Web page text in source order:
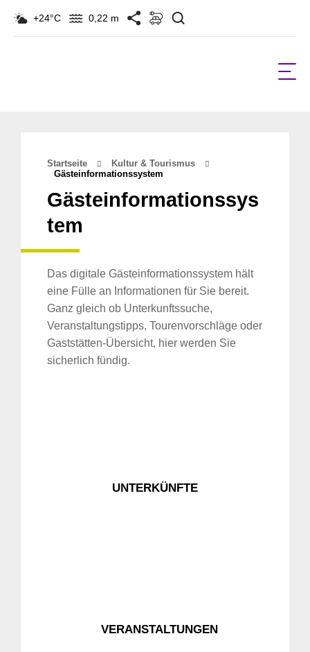
+24°C 0,22 m
Startseite
Kultur & Tourismus
Gästeinformationssystem
Gästeinformationssys
tem
Das digitale Gästeinformationssystem hält
eine Fülle an Informationen für Sie bereit.
Ganz gleich ob Unterkunftssuche,
Veranstaltungstipps, Tourenvorschläge oder
Gaststätten-Übersicht, hier werden Sie
sicherlich fündig.
UNTERKÜNFTE
VERANSTALTUNGEN